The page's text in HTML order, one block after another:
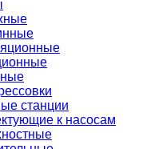
станции
к насосам